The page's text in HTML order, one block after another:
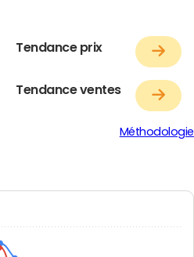
Tendance prix
Tendance ventes
Méthodologie